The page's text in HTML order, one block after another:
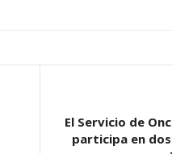
El Servicio de
participa en